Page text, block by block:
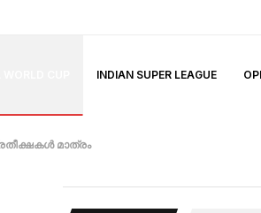
INDIAN SUPER LEAGUE
മാത്രം